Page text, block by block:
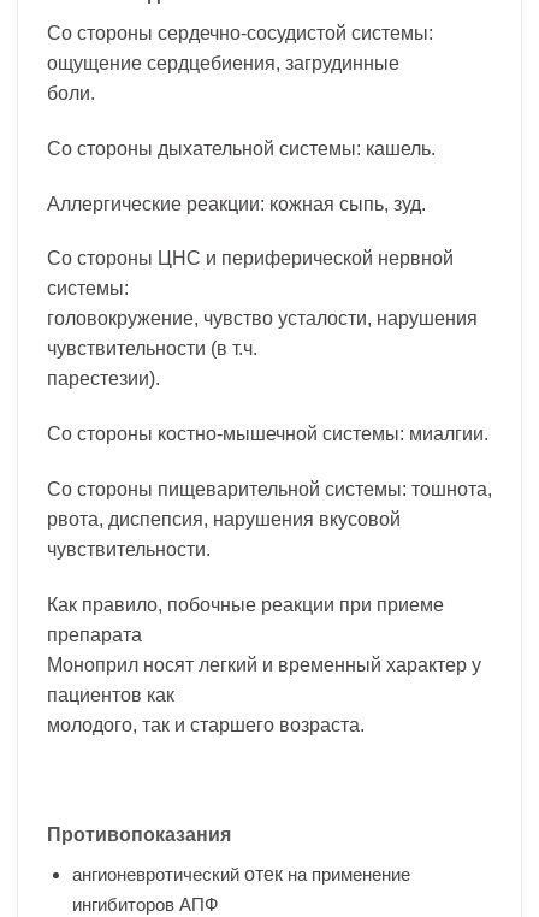
Со стороны сердечно-сосудистой системы:
ощущение сердцебиения, загрудинные
боли.
Со стороны дыхательной системы: кашель.
Аллергические реакции: кожная сыпь, зуд.
Со стороны ЦНС и периферической нервной
системы:
головокружение, чувство усталости, нарушения
чувствительности (в т.ч.
парестезии).
Со стороны костно-мышечной системы: миалгии.
Со стороны пищеварительной системы: тошнота,
рвота, диспепсия, нарушения вкусовой
чувствительности.
Как правило, побочные реакции при приеме
препарата
Моноприл носят легкий и временный характер у
пациентов как
молодого, так и старшего возраста.
Противопоказания
ангионевротический отекна применение
ингибиторов АПФ